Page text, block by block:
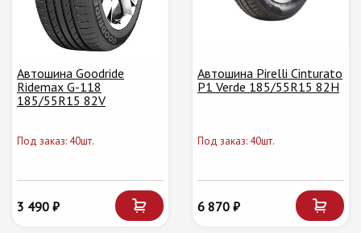
Автошина Goodride
Ridemax G-118
185/55R15 82V
Под заказ: 40шт.
3 490 ₽
Автошина Pirelli Cinturato
P1 Verde 185/55R15 82H
Под заказ: 40шт.
6 870 ₽